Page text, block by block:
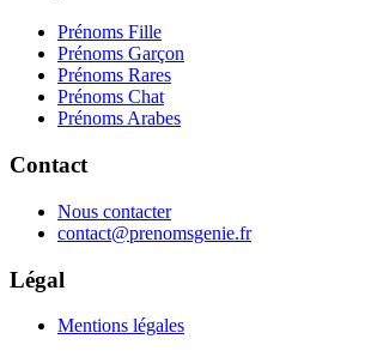
Prénoms Fille
Prénoms Garçon
Prénoms Rares
Prénoms Chat
Prénoms Arabes
Contact
Nous contacter
contact@prenomsgenie.fr
Légal
Mentions légales